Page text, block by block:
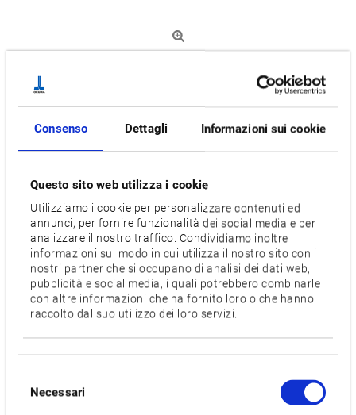
Consenso Dettagli Informazioni sui cookie
Questo sito web utilizza i cookie
Utilizziamo i cookie per personalizzare contenuti ed
annunci, per fornire funzionalità dei social media e per
analizzare il nostro traffico. Condividiamo inoltre
informazioni sul modo in cui utilizza il nostro sito con i
nostri partner che si occupano di analisi dei dati web,
pubblicità e social media, i quali potrebbero combinarle
con altre informazioni che ha fornito loro o che hanno
raccolto dal suo utilizzo dei loro servizi.
delNecessari
Centro di lavoro
Eccellente stabilità e precisione per il settore automobilistico,
per la costruzione di utensili e stampi o nella produzione di
macchine edili: il compatto centro di lavorazione a doppio
2.000 volte. La macchina è apprezzata soprattutto nella
lavorazione di componenti generici per macchine e nella
contornatura. La struttura studiata delle guide (guide ibride
con rulli e guide scorrevoli) garantisce una lunga durata e la
qualità costante dei pezzi. La barra trasversale può essere
posizionata tramite le funzioni M in 10 posizioni e fermata
con un bloccaggio meccanico.
Specificazioni
[ ] = Opzionale